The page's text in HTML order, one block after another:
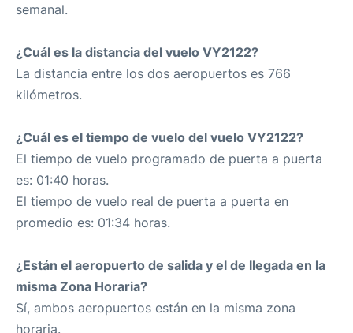
semanal.
¿Cuál es la distancia del vuelo VY2122?
La distancia entre los dos aeropuertos es 766
kilómetros.
¿Cuál es el tiempo de vuelo del vuelo VY2122?
El tiempo de vuelo programado de puerta a puerta
es: 01:40 horas.
El tiempo de vuelo real de puerta a puerta en
promedio es: 01:34 horas.
¿Están el aeropuerto de salida y el de llegada en la
misma Zona Horaria?
Sí, ambos aeropuertos están en la misma zona
horaria.